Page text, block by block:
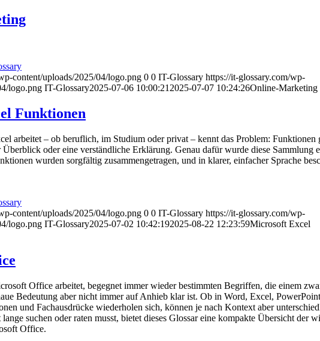
content/uploads/2025/04/logo.png 0 0 IT-Glossary https://it-glossary.com/wp-
logo.png IT-Glossary2025-07-06 10:00:21 2025-07-07 10:24:26Online-Marketing
Funktionen
arbeitet – ob beruflich, im Studium oder privat – kennt das Problem: Funktionen
oder eine verständliche Erklärung. Genau dafür wurde diese Sammlung
wurden sorgfältig zusammengetragen, und in klarer, einfacher Sprache
content/uploads/2025/04/logo.png 0 0 IT-Glossary https://it-glossary.com/wp-
logo.png IT-Glossary2025-07-02 10:42:192025-08-22 12:23:59Microsoft Excel
Office arbeitet, begegnet immer wieder bestimmten Begriffen, die einem
Bedeutung aber nicht immer auf Anhieb klar ist. Ob in Word, Excel,
und Fachausdrücke wiederholen sich, können je nach Kontext aber
suchen oder raten musst, bietet dieses Glossar eine kompakte Übersicht der
Office.